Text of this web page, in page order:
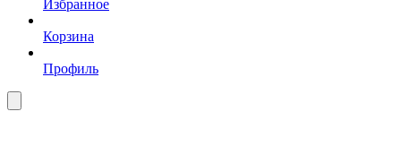
Избранное
Корзина
Профиль